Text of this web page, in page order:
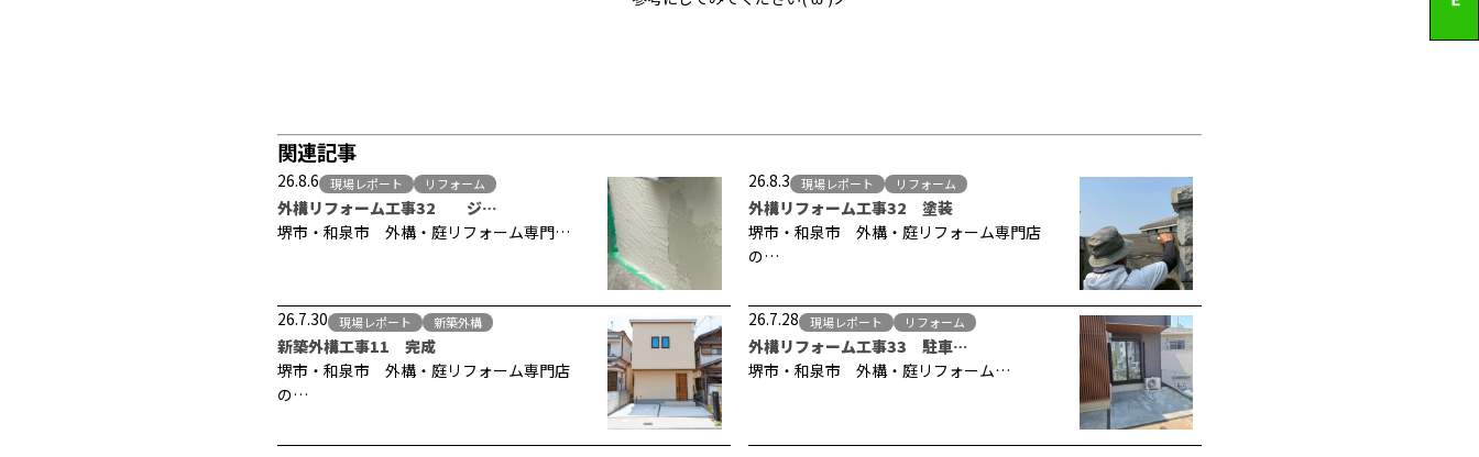
関連記事
26.8.6 現場レポート リフォーム
外構リフォーム工事32 ジ…
堺市・和泉市 外構・庭リフォーム専門…
26.8.3 現場レポート リフォーム
外構リフォーム工事32 塗装
堺市・和泉市 外構・庭リフォーム専門店
の…
26.7.30 現場レポート 新築外構
新築外構工事11 完成
堺市・和泉市 外構・庭リフォーム専門店
の…
26.7.28 現場レポート リフォーム
外構リフォーム工事33 駐車…
堺市・和泉市 外構・庭リフォーム…